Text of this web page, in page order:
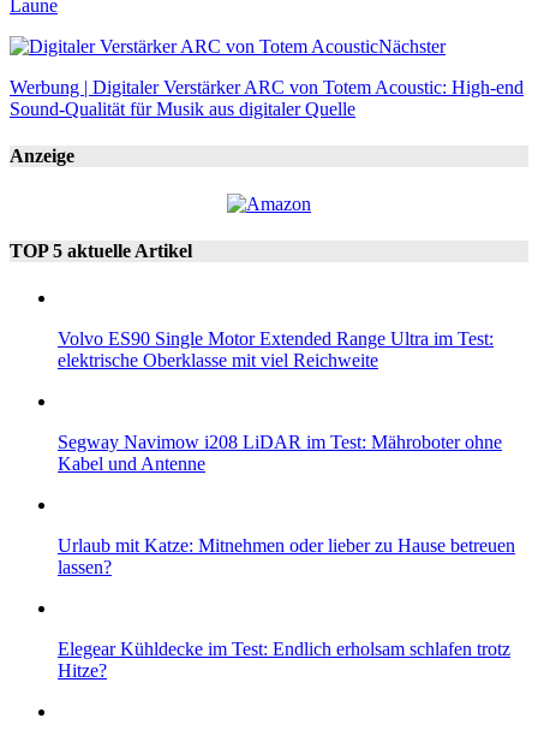
Laune
Nächster
Werbung | Digitaler Verstärker ARC von Totem Acoustic: High-end
Sound-Qualität für Musik aus digitaler Quelle
Anzeige
TOP 5 aktuelle Artikel
Volvo ES90 Single Motor Extended Range Ultra im Test:
elektrische Oberklasse mit viel Reichweite
Segway Navimow i208 LiDAR im Test: Mähroboter ohne
Kabel und Antenne
Urlaub mit Katze: Mitnehmen oder lieber zu Hause betreuen
lassen?
Elegear Kühldecke im Test: Endlich erholsam schlafen trotz
Hitze?